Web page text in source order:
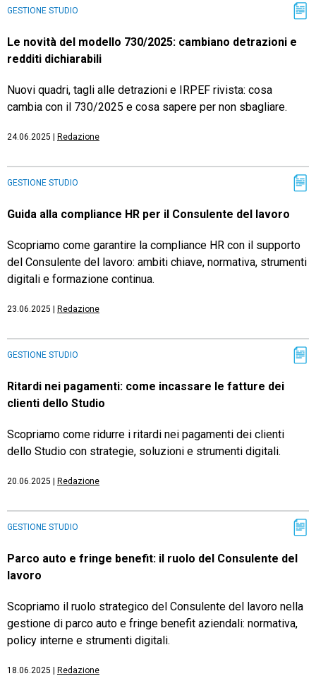
GESTIONE STUDIO
Le novità del modello 730/2025: cambiano detrazioni e
redditi dichiarabili
Nuovi quadri, tagli alle detrazioni e IRPEF rivista: cosa
cambia con il 730/2025 e cosa sapere per non sbagliare.
24.06.2025 Redazione
GESTIONE STUDIO
Guida alla compliance HR per il Consulente del lavoro
Scopriamo come garantire la compliance HR con il supporto
del Consulente del lavoro: ambiti chiave, normativa, strumenti
digitali e formazione continua.
23.06.2025 Redazione
GESTIONE STUDIO
Ritardi nei pagamenti: come incassare le fatture dei
clienti dello Studio
Scopriamo come ridurre i ritardi nei pagamenti dei clienti
dello Studio con strategie, soluzioni e strumenti digitali.
20.06.2025 Redazione
GESTIONE STUDIO
Parco auto e fringe benefit: il ruolo del Consulente del
lavoro
Scopriamo il ruolo strategico del Consulente del lavoro nella
gestione di parco auto e fringe benefit aziendali: normativa,
policy interne e strumenti digitali.
18.06.2025 Redazione